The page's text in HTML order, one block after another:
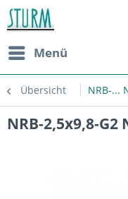
Menü
Übersicht NRB-...
NRB-2,5x9,8-